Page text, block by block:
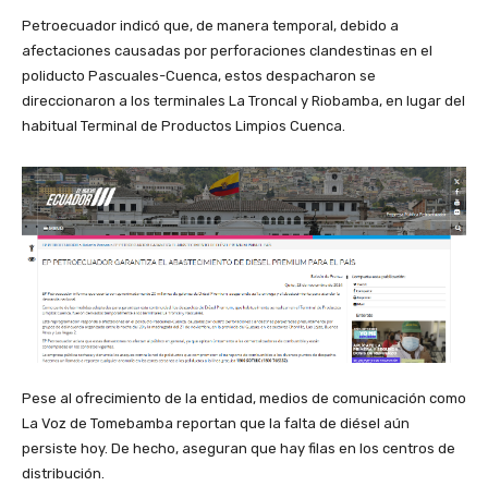
Petroecuador indicó que, de manera temporal, debido a
afectaciones causadas por perforaciones clandestinas en el
poliducto Pascuales-Cuenca, estos despacharon se
direccionaron a los terminales La Troncal y Riobamba, en lugar del
habitual Terminal de Productos Limpios Cuenca.
Pese al ofrecimiento de la entidad, medios de comunicación como
La Voz de Tomebamba reportan que la falta de diésel aún
persiste hoy. De hecho, aseguran que hay filas en los centros de
distribución.